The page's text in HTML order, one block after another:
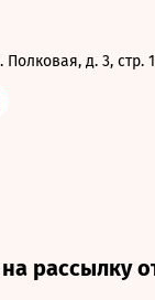
Полковая, д. 3, стр. 1